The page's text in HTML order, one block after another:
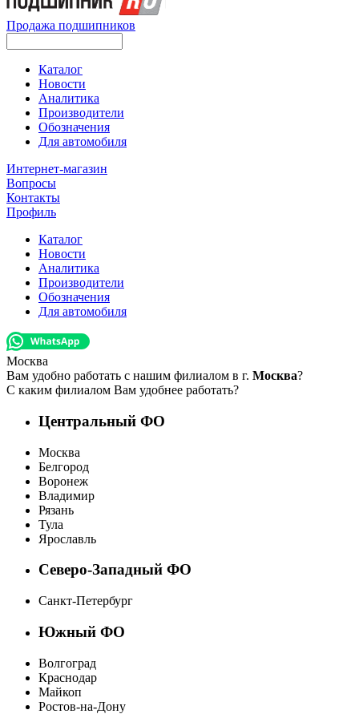
Продажа подшипников
Каталог
Новости
Аналитика
Производители
Обозначения
Для автомобиля
Интернет-магазин
Вопросы
Контакты
Профиль
Каталог
Новости
Аналитика
Производители
Обозначения
Для автомобиля
Москва
Вам удобно работать с нашим филиалом в г. Москва?
С каким филиалом Вам удобнее работать?
Центральный ФО
Москва
Белгород
Воронеж
Владимир
Рязань
Тула
Ярославль
Северо-Западный ФО
Санкт-Петербург
Южный ФО
Волгоград
Краснодар
Майкоп
Ростов-на-Дону